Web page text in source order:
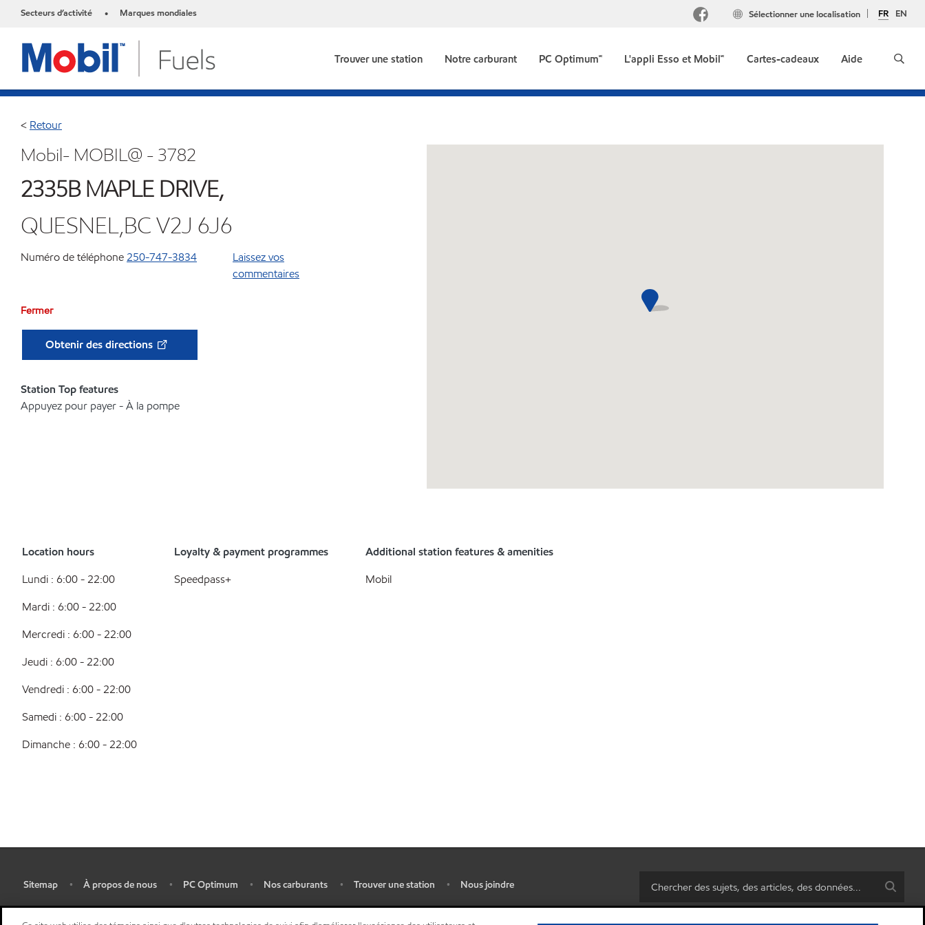
Secteurs d’activité • Marques mondiales FR EN
Sélectionner une localisation
Trouver une station Notre carburant PC Optimum🅪 L'appli Esso et Mobil🅪 Cartes-cadeaux Aide
< Retour
Mobil- MOBIL@ - 3782
2335B MAPLE DRIVE,
QUESNEL,BC V2J 6J6
Numéro de téléphone250-747-3834
Laissez vos
commentaires
Fermer
Obtenir des directions
Station Top features
Appuyez pour payer - À la pompe
Location hours
Lundi : 6:00 - 22:00
Mardi : 6:00 - 22:00
Mercredi : 6:00 - 22:00
Jeudi : 6:00 - 22:00
Vendredi : 6:00 - 22:00
Samedi : 6:00 - 22:00
Dimanche : 6:00 - 22:00
Loyalty & payment programmes
Speedpass+
Additional station features & amenities
Mobil
Sitemap • À propos de nous • PC Optimum • Nos carburants • Trouver une station • Nous joindre
• Plan d’ accessibilité pluriannuel